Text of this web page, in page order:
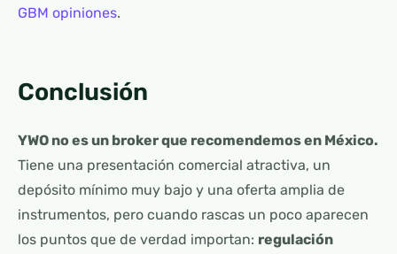
GBM opiniones.
Conclusión
YWO no es un broker que recomendemos en México.
Tiene una presentación comercial atractiva, un
depósito mínimo muy bajo y una oferta amplia de
instrumentos, pero cuando rascas un poco aparecen
los puntos que de verdad importan: regulación